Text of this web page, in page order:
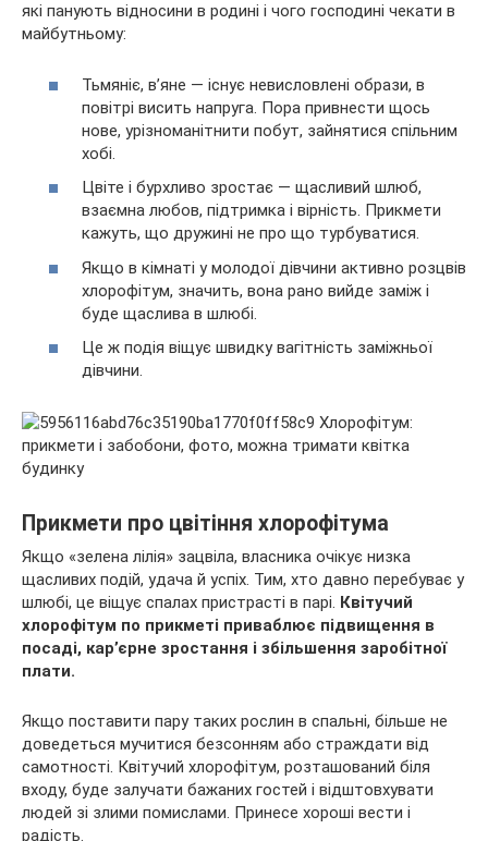
які панують відносини в родині і чого господині чекати в
майбутньому:
Тьмяніє, в’яне — існує невисловлені образи, в
повітрі висить напруга. Пора привнести щось
нове, урізноманітнити побут, зайнятися спільним
хобі.
Цвіте і бурхливо зростає — щасливий шлюб,
взаємна любов, підтримка і вірність. Прикмети
кажуть, що дружині не про що турбуватися.
Якщо в кімнаті у молодої дівчини активно розцвів
хлорофітум, значить, вона рано вийде заміж і
буде щаслива в шлюбі.
Це ж подія віщує швидку вагітність заміжньої
дівчини.
Прикмети про цвітіння хлорофітума
Якщо «зелена лілія» зацвіла, власника очікує низка
щасливих подій, удача й успіх. Тим, хто давно перебуває у
шлюбі, це віщує спалах пристрасті в парі. Квітучий
хлорофітум по прикметі приваблює підвищення в
посаді, кар’єрне зростання і збільшення заробітної
плати.
Якщо поставити пару таких рослин в спальні, більше не
доведеться мучитися безсонням або страждати від
самотності. Квітучий хлорофітум, розташований біля
входу, буде залучати бажаних гостей і відштовхувати
людей зі злими помислами. Принесе хороші вести і
радість.